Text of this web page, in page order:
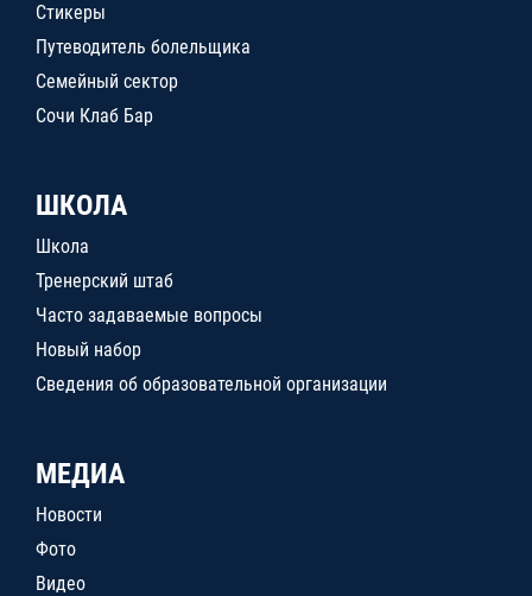
Стикеры
Путеводитель болельщика
Семейный сектор
Сочи Клаб Бар
ШКОЛА
Школа
Тренерский штаб
Часто задаваемые вопросы
Новый набор
Сведения об образовательной организации
МЕДИА
Новости
Фото
Видео